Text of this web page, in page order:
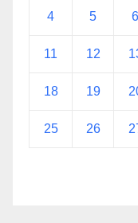
4 5 6
11 12
18 19
25 26